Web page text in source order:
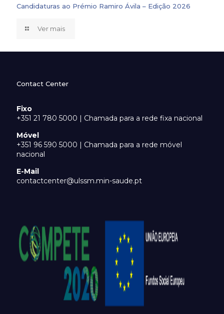
Candidaturas ao Prémio Ramiro Ávila – Edição 2026
Ver mais
Contact Center
Fixo
+351 21 780 5000 | Chamada para a rede fixa nacional
Móvel
+351 96 590 5000 | Chamada para a rede móvel
nacional
E-Mail
contactcenter@ulssm.min-saude.pt